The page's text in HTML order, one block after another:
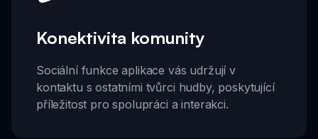
Konektivita komunity
Sociální funkce aplikace vás udržují v
kontaktu s ostatními tvůrci hudby, poskytující
příležitost pro spolupráci a interakci.